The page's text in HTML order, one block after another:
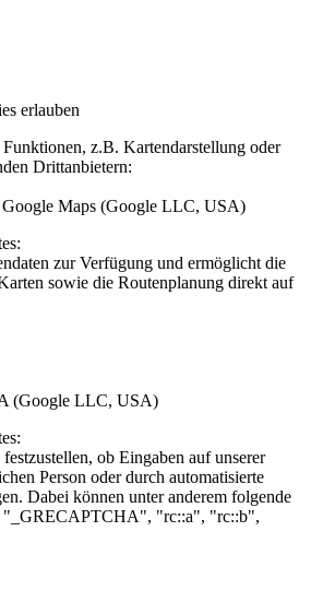
erlauben
z.B. Kartendarstellung oder
Drittanbietern:
Maps (Google LLC, USA)
zur Verfügung und ermöglicht die
sowie die Routenplanung direkt auf
(Google LLC, USA)
ob Eingaben auf unserer
Person oder durch automatisierte
Dabei können unter anderem folgende
"_GRECAPTCHA", "rc::a", "rc::b",